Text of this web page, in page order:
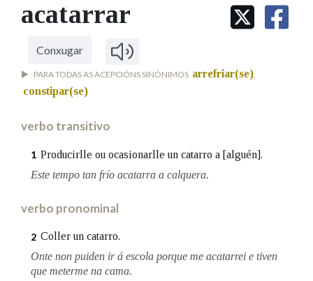
IDENTIDADE CORPORATIVA
MARCIAL DEL ADALID
FIGURAS HOMENAXEADAS
PRIMAVERA DAS LETRAS
Facebook
TwitterYoutubeInstagram
Bluesky
BUSCAR NOS LEMAS
Comeza por
Remata por
Contén
BUSCAR NO CONTIDO
Nas definicións
acatarrar
Conxugar
PARA TODAS AS ACEPCIÓNS SINÓNIMOS arrefriar(se),
constipar(se)
verbo transitivo
1 Producirlle ou ocasionarlle un catarro a [alguén].
Este tempo tan frío acatarra a calquera.
verbo pronominal
2 Coller un catarro.
Onte non puiden ir á escola porque me acatarrei e tiven
que meterme na cama.